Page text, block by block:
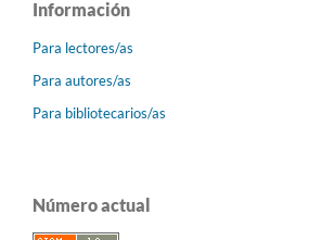
Información
Para lectores/as
Para autores/as
Para bibliotecarios/as
Número actual